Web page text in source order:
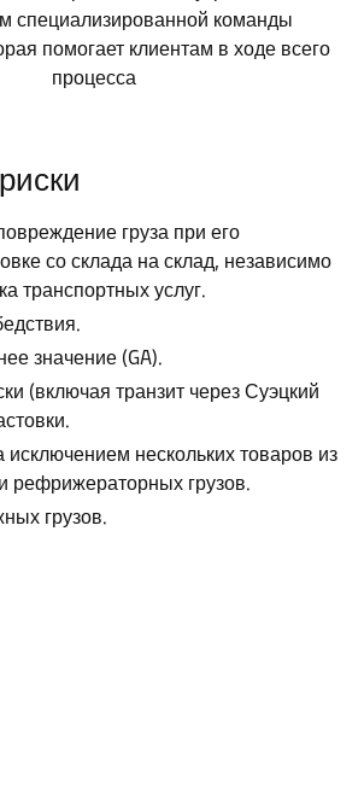
специализированной команды
помогает клиентам в ходе всего
процесса
груза при его
со склада на склад, независимо
транспортных услуг.
значение (GA).
(включая транзит через Суэцкий
исключением нескольких товаров из
рефрижераторных грузов.
грузов.